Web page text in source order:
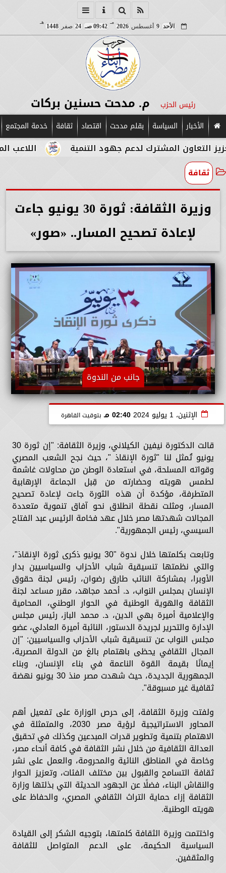
الأحد 9 أغسطس2026
مـ
09:42 صـ 24 صفر1448
هـ
رئيس الحزب م. مدحت حسنين بركات
الأخبار السياسة بقلم مدحت اقتصاد ثقافة خدمة المجتمع
اللاعب المصري المشترك لدعم جهود التنمية
ثقافة
وزيرة الثقافة: ثورة 30 يونيو جاءت
لإعادة تصحيح المسار.. «صور»
جانب من الندوة
الإثنين، 1 يوليو 2024 02:40 مـ بتوقيت القاهرة
قالت الدكتورة نيفين الكيلاني، وزيرة الثقافة: "إن ثورة 30
يونيو تُمثل لنا "ثورة الإنقاذ "، حيث نجح الشعب المصري
وقواته المسلحة، في استعادة الوطن من محاولات غاشمة
لطمس هويته وحضارته من قِبل الجماعة الإرهابية
المتطرفة، مؤكدة أن هذه الثورة جاءت لإعادة تصحيح
المسار، ومثلت نقطة انطلاق نحو آفاق تنموية متعددة
المجالات شهدتها مصر خلال عهد فخامة الرئيس عبد الفتاح
السيسي، رئيس الجمهورية".
وتابعت بكلمتها خلال ندوة "30 يونيو ذكرى ثورة الإنقاذ"،
والتي نظمتها تنسيقية شباب الأحزاب والسياسيين بدار
الأوبرا، بمشاركة النائب طارق رضوان، رئيس لجنة حقوق
الإنسان بمجلس النواب، د. أحمد مجاهد، مقرر مساعد لجنة
الثقافة والهوية الوطنية في الحوار الوطني، المحامية
والإعلامية أميرة بهي الدين، د. محمد الباز، رئيس مجلس
الإدارة والتحرير لجريدة الدستور، النائبة أميرة العادلي، عضو
مجلس النواب عن تنسيقية شباب الأحزاب والسياسيين: "إن
المجال الثقافي يحظى باهتمام بالغ من الدولة المصرية،
إيمانًا بقيمة القوة الناعمة في بناء الإنسان، وبناء
الجمهورية الجديدة، حيث شهدت مصر منذ 30 يونيو نهضة
ثقافية غير مسبوقة".
ولفتت وزيرة الثقافة، إلى حرص الوزارة على تفعيل أهم
المحاور الاستراتيجية لرؤية مصر 2030، والمتمثلة في
الاهتمام بتنمية وتطوير قدرات المبدعين وكذلك في تحقيق
العدالة الثقافية من خلال نشر الثقافة في كافة أنحاء مصر،
وخاصة في المناطق النائية والمحرومة، والعمل على نشر
ثقافة التسامح والقبول بين مختلف الفئات، وتعزيز الحوار
والنقاش البناء، فضلًا عن الجهود الحديثة التي بذلتها وزارة
الثقافة إزاء حماية التراث الثقافي المصري، والحفاظ على
هويته الوطنية.
واختتمت وزيرة الثقافة كلمتها، بتوجيه الشكر إلى القيادة
السياسية الحكيمة، على الدعم المتواصل للثقافة
والمثقفين.